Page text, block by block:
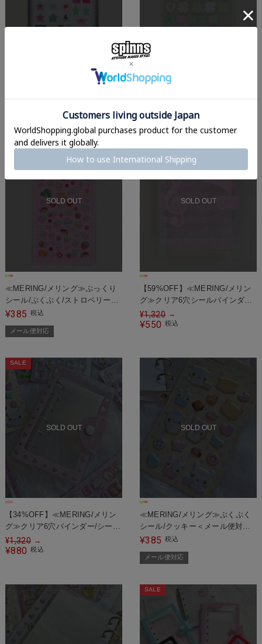
≪MERING/メリング≫ぷっくり
シール/ぷくぷく/モチーフミック
ル/クローバー＜メール便対応＞
¥404 税込
SOLD OUT
≪MERING/メリング≫ぷっくり
シール/ぷくぷく/ストロベリー2
＜メール便対応＞
¥385 税込
メール便対応
SOLD OUT
【59%OFF】≪MERING/メリン
グ≫クリア6穴シールバインダー/
シール帳/#ウィッシュコア
¥1,320 →
¥550 税込
SOLD OUT
SALE
【34%OFF】≪MERING/メリン
グ≫クリア6穴バインダー/シール
帳/ストロベリー
¥1,320 →
¥880 税込
SOLD OUT
≪MERING/メリング≫ぷくぷく
シール/クッキー＜メール便対応
＞
¥385 税込
メール便対応
SALE